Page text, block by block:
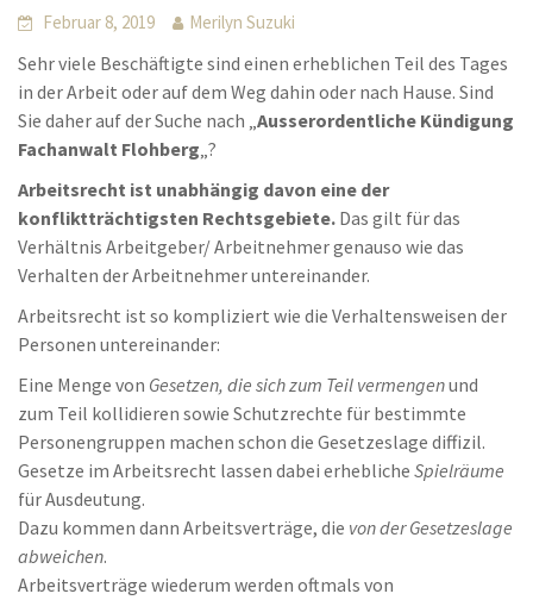
Februar 8, 2019 Merilyn Suzuki
Sehr viele Beschäftigte sind einen erheblichen Teil des Tages
in der Arbeit oder auf dem Weg dahin oder nach Hause. Sind
Sie daher auf der Suche nach „Ausserordentliche Kündigung
Fachanwalt Flohberg„?
Arbeitsrecht ist unabhängig davon eine der
konfliktträchtigsten Rechtsgebiete. Das gilt für das
Verhältnis Arbeitgeber/ Arbeitnehmer genauso wie das
Verhalten der Arbeitnehmer untereinander.
Arbeitsrecht ist so kompliziert wie die Verhaltensweisen der
Personen untereinander:
Eine Menge von Gesetzen, die sich zum Teil vermengenund
zum Teil kollidieren sowie Schutzrechte für bestimmte
Personengruppen machen schon die Gesetzeslage diffizil.
Gesetze im Arbeitsrecht lassen dabei erhebliche Spielräume
für Ausdeutung.
Dazu kommen dann Arbeitsverträge, die von der Gesetzeslage
abweichen.
Arbeitsverträge wiederum werden oftmals von